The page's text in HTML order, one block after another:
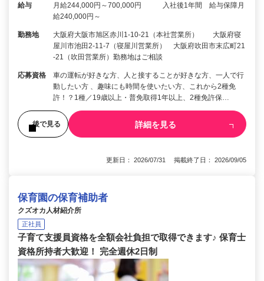
給与
月給244,000円～700,000円 入社後1年間 給与保障月
給240,000円～
勤務地
大阪府大阪市旭区赤川1-10-21（本社営業所） 大阪府寝
屋川市池田2-11-7（寝屋川営業所） 大阪府吹田市末広町21
-21（吹田営業所）勤務地はご相談
応募資格
車の運転が好きな方、人と接することが好きな方、一人で行
動したい方 、趣味にも時間を使いたい方、これから2種免
許！？1種／19歳以上・普免取得1年以上、2種免許保…
後で見る 詳細を見る
更新日： 2026/07/31 掲載終了日： 2026/09/05
保育園の保育補助者
クズオカ人材紹介所
正社員
子育て支援員資格を全額会社負担で取得できます♪ 保育士
資格所持者大歓迎！ 完全週休2日制